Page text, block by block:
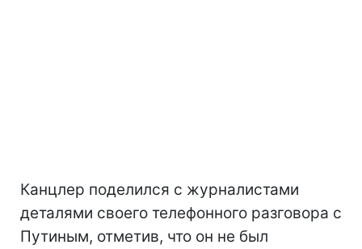
Канцлер поделился с журналистами
деталями своего телефонного разговора с
Путиным, отметив, что он не был